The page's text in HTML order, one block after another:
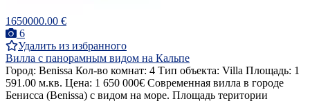
1650000.00 €
6
Удалить из избранного
Вилла с панорамным видом на Кальпе
Город: Benissa Кол-во комнат: 4 Тип объекта: Villa Площадь: 1
591.00 м.кв. Цена: 1 650 000€ Современная вилла в городе
Бенисса (Benissa) с видом на море. Площадь територии